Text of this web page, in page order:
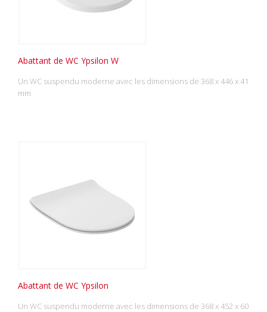
Abattant de WC Ypsilon W
Un WC suspendu moderne avec les dimensions de 368 x 446 x 41
mm
Abattant de WC Ypsilon
Un WC suspendu moderne avec les dimensions de 368 x 452 x 60